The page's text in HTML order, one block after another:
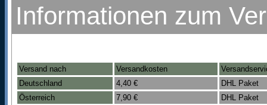
Informationen zum
Versand nach Versandkosten
Deutschland
4,40 €
DHL Paket
Österreich
7,90 €
DHL Paket